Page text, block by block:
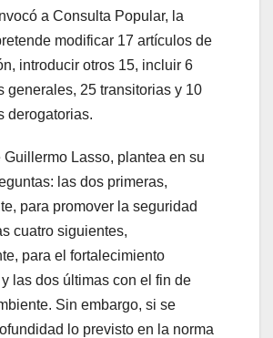
a Consulta Popular, la
modificar 17 artículos de
introducir otros 15, incluir 6
generales, 25 transitorias y 10
derogatorias.
Guillermo Lasso, plantea en su
las dos primeras,
para promover la seguridad
cuatro siguientes,
para el fortalecimiento
las dos últimas con el fin de
Sin embargo, si se
lo previsto en la norma